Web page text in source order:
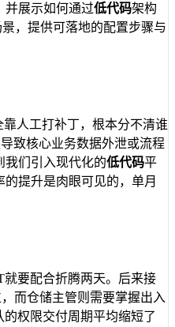
并展示如何通过低代码架构
，提供可落地的配置步骤与
靠人工打补丁，根本分不清谁
致核心业务数据外泄或流程
我们引入现代化的低代码平
提升是肉眼可见的，单月
要配合折腾两天。后来接
而仓储主管则需要掌握出入
权限交付周期平均缩短了